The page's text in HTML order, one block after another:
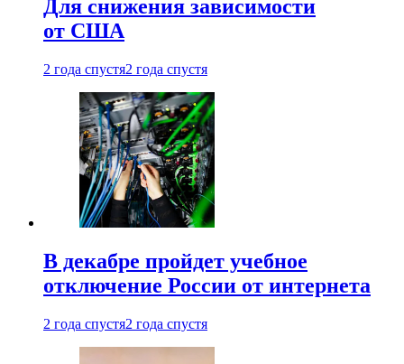
Для снижения зависимости
от США
2 года спустя2 года спустя
В декабре пройдет учебное
отключение России от интернета
2 года спустя2 года спустя